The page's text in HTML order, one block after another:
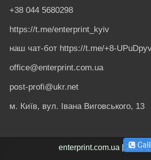
+38 044 5680298
https://t.me/enterprint_kyiv
наш чат-бот https://t.me/+8-
office@enterprint.com.ua
post-profi@ukr.net
м. Київ, вул. Івана Виговського, 13
enterprint.com.ua | 2001-